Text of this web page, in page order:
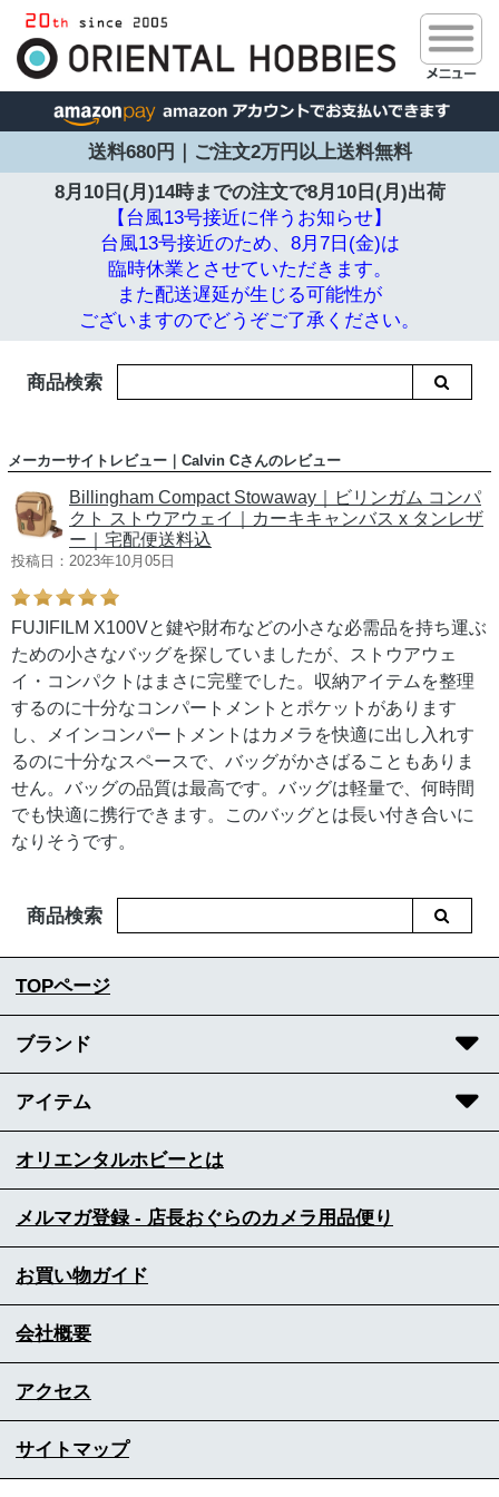
送料680円｜ご注文2万円以上送料無料
8月10日(月)14時までの注文で8月10日(月)出荷
【台風13号接近に伴うお知らせ】
台風13号接近のため、8月7日(金)は
臨時休業とさせていただきます。
また配送遅延が生じる可能性が
ございますのでどうぞご了承ください。
商品検索
メーカーサイトレビュー｜Calvin Cさんのレビュー
Billingham Compact Stowaway｜ビリンガム コンパ
クト ストウアウェイ｜カーキキャンバス x タンレザ
ー｜宅配便送料込
投稿日：2023年10月05日
FUJIFILM X100Vと鍵や財布などの小さな必需品を持ち運ぶ
ための小さなバッグを探していましたが、ストウアウェ
イ・コンパクトはまさに完璧でした。収納アイテムを整理
するのに十分なコンパートメントとポケットがあります
し、メインコンパートメントはカメラを快適に出し入れす
るのに十分なスペースで、バッグがかさばることもありま
せん。バッグの品質は最高です。バッグは軽量で、何時間
でも快適に携行できます。このバッグとは長い付き合いに
なりそうです。
商品検索
TOPページ
ブランド
アイテム
オリエンタルホビーとは
メルマガ登録 - 店長おぐらのカメラ用品便り
お買い物ガイド
会社概要
アクセス
サイトマップ